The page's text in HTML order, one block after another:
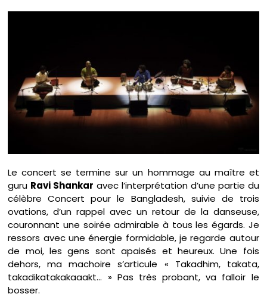
Le concert se termine sur un hommage au maître et
guru Ravi Shankar avec l’interprétation d’une partie du
célèbre Concert pour le Bangladesh, suivie de trois
ovations, d’un rappel avec un retour de la danseuse,
couronnant une soirée admirable à tous les égards. Je
ressors avec une énergie formidable, je regarde autour
de moi, les gens sont apaisés et heureux. Une fois
dehors, ma machoire s’articule « Takadhim, takata,
takadikatakakaaakt… » Pas très probant, va falloir le
bosser.